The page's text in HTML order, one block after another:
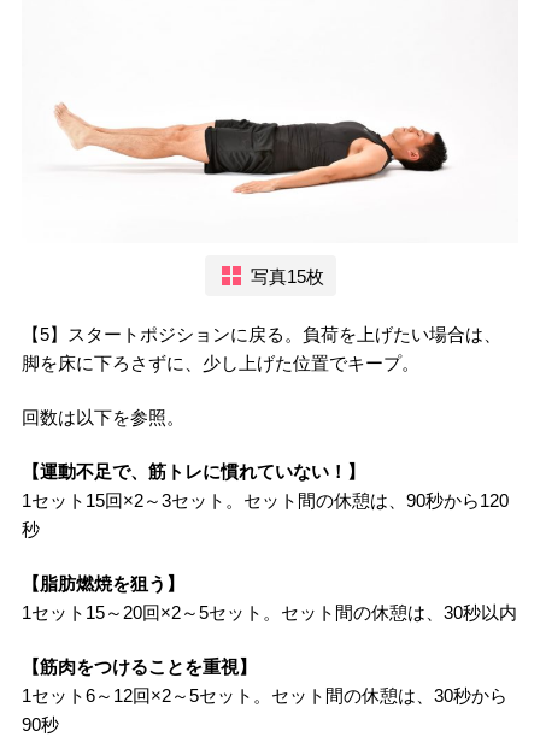
写真15枚
【5】スタートポジションに戻る。負荷を上げたい場合は、
脚を床に下ろさずに、少し上げた位置でキープ。
回数は以下を参照。
【運動不足で、筋トレに慣れていない！】
1セット15回×2～3セット。セット間の休憩は、90秒から120
秒
【脂肪燃焼を狙う】
1セット15～20回×2～5セット。セット間の休憩は、30秒以内
【筋肉をつけることを重視】
1セット6～12回×2～5セット。セット間の休憩は、30秒から
90秒